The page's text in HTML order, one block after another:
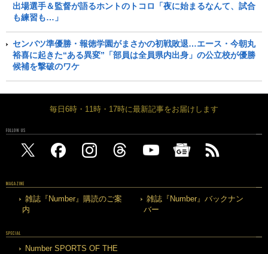
出場選手＆監督が語るホントのトコロ「夜に始まるなんて、試合
も練習も…」
センバツ準優勝・報徳学園がまさかの初戦敗退…エース・今朝丸
裕喜に起きた“ある異変”「部員は全員県内出身」の公立校が優勝
候補を撃破のワケ
毎日6時・11時・17時に最新記事をお届けします
FOLLOW US
MAGAZINE
雑誌『Number』購読のご案
内
雑誌『Number』バックナン
バー
SPECIAL
Number SPORTS OF THE